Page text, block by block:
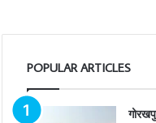
POPULAR ARTICLES